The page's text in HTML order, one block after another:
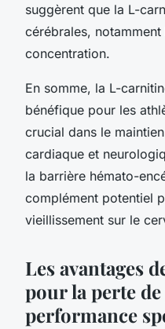
suggèrent que la L-
cérébrales,
concentration.
En somme, la L-
bénéfique pour les
crucial dans le
cardiaque et
la barrière hémato-
complément potentiel
vieillissement sur le
Les avantages
pour la perte
performance